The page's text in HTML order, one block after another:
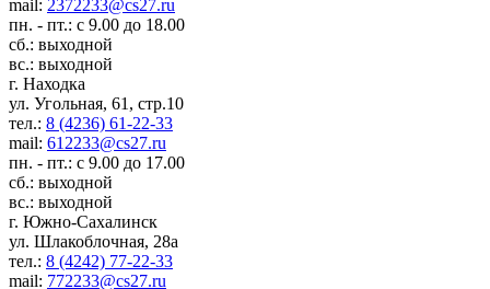
mail: 2372233@cs27.ru
пн. - пт.: с 9.00 до 18.00
сб.: выходной
вс.: выходной
г. Находка
ул. Угольная, 61, стр.10
тел.: 8 (4236) 61-22-33
mail: 612233@cs27.ru
пн. - пт.: с 9.00 до 17.00
сб.: выходной
вс.: выходной
г. Южно-Сахалинск
ул. Шлакоблочная, 28а
тел.: 8 (4242) 77-22-33
mail: 772233@cs27.ru